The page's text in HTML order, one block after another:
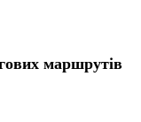
маршрутів